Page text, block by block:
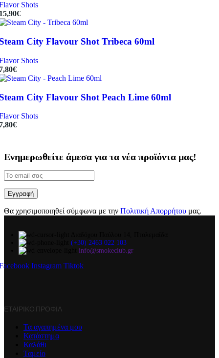
Shots
€
City Flavour Shot Tribeca 60ml
Shots
€
City Flavour Shot Peach Lime 60ml
Shots
€
Ενημερωθείτε άμεσα για τα νέα προϊόντα μας!
Θα χρησιμοποιηθεί σύμφωνα με την Πολιτική Απορρήτου μας.
(+30) 2463 022 103
info@smokeclub.gr
Instagram Tiktok
ΕΤΑΙΡΙΚΌ ΠΡΟΦΊΛ
Τα αγαπημένα μου
Κατάστημα
Καλάθι
Ταμείο